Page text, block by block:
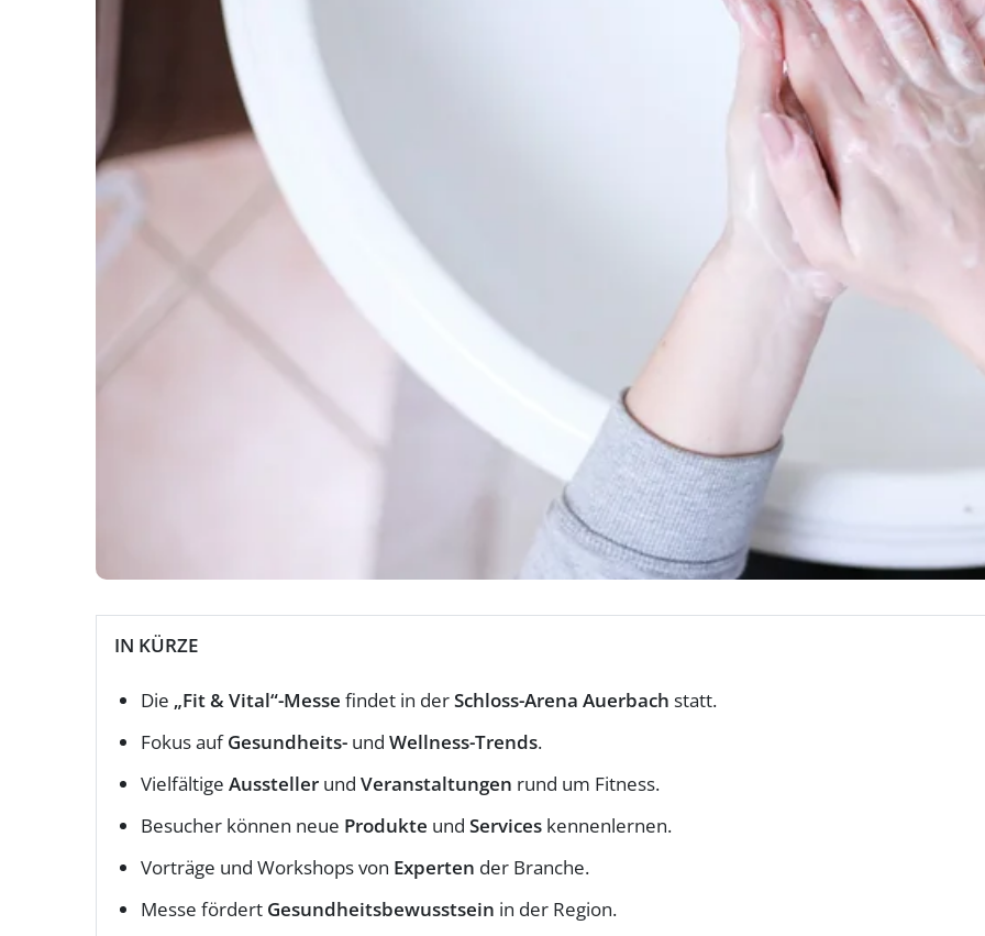
IN KÜRZE
Die „Fit & Vital“-Messe findet in derSchloss-Arena Auerbach statt.
Fokus aufGesundheits- und Wellness-Trends.
Vielfältige Aussteller und Veranstaltungen rund um Fitness.
Besucher können neue Produkte und Services kennenlernen.
Vorträge und Workshops von Experten der Branche.
Messe fördert Gesundheitsbewusstsein in der Region.